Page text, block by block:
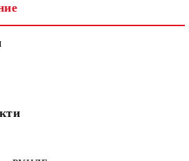
в рамките на работния ден.